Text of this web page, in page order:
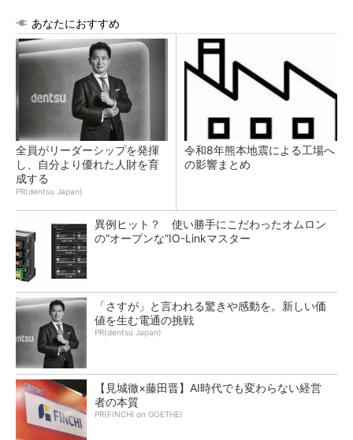
あなたにおすすめ
全員がリーダーシップを発揮
し、自分より優れた人財を育
成する
PR(dentsu Japan)
令和8年熊本地震による工場へ
の影響まとめ
異例ヒット？ 使い勝手にこだわったオムロン
の“オープンな”IO-Linkマスター
「さすが」と言われる驚きや感動を。新しい価
値を生む電通の挑戦
PR(dentsu Japan)
【見城徹×藤田晋】AI時代でも変わらない経営
者の本質
PR(FINCHI on GOETHE)